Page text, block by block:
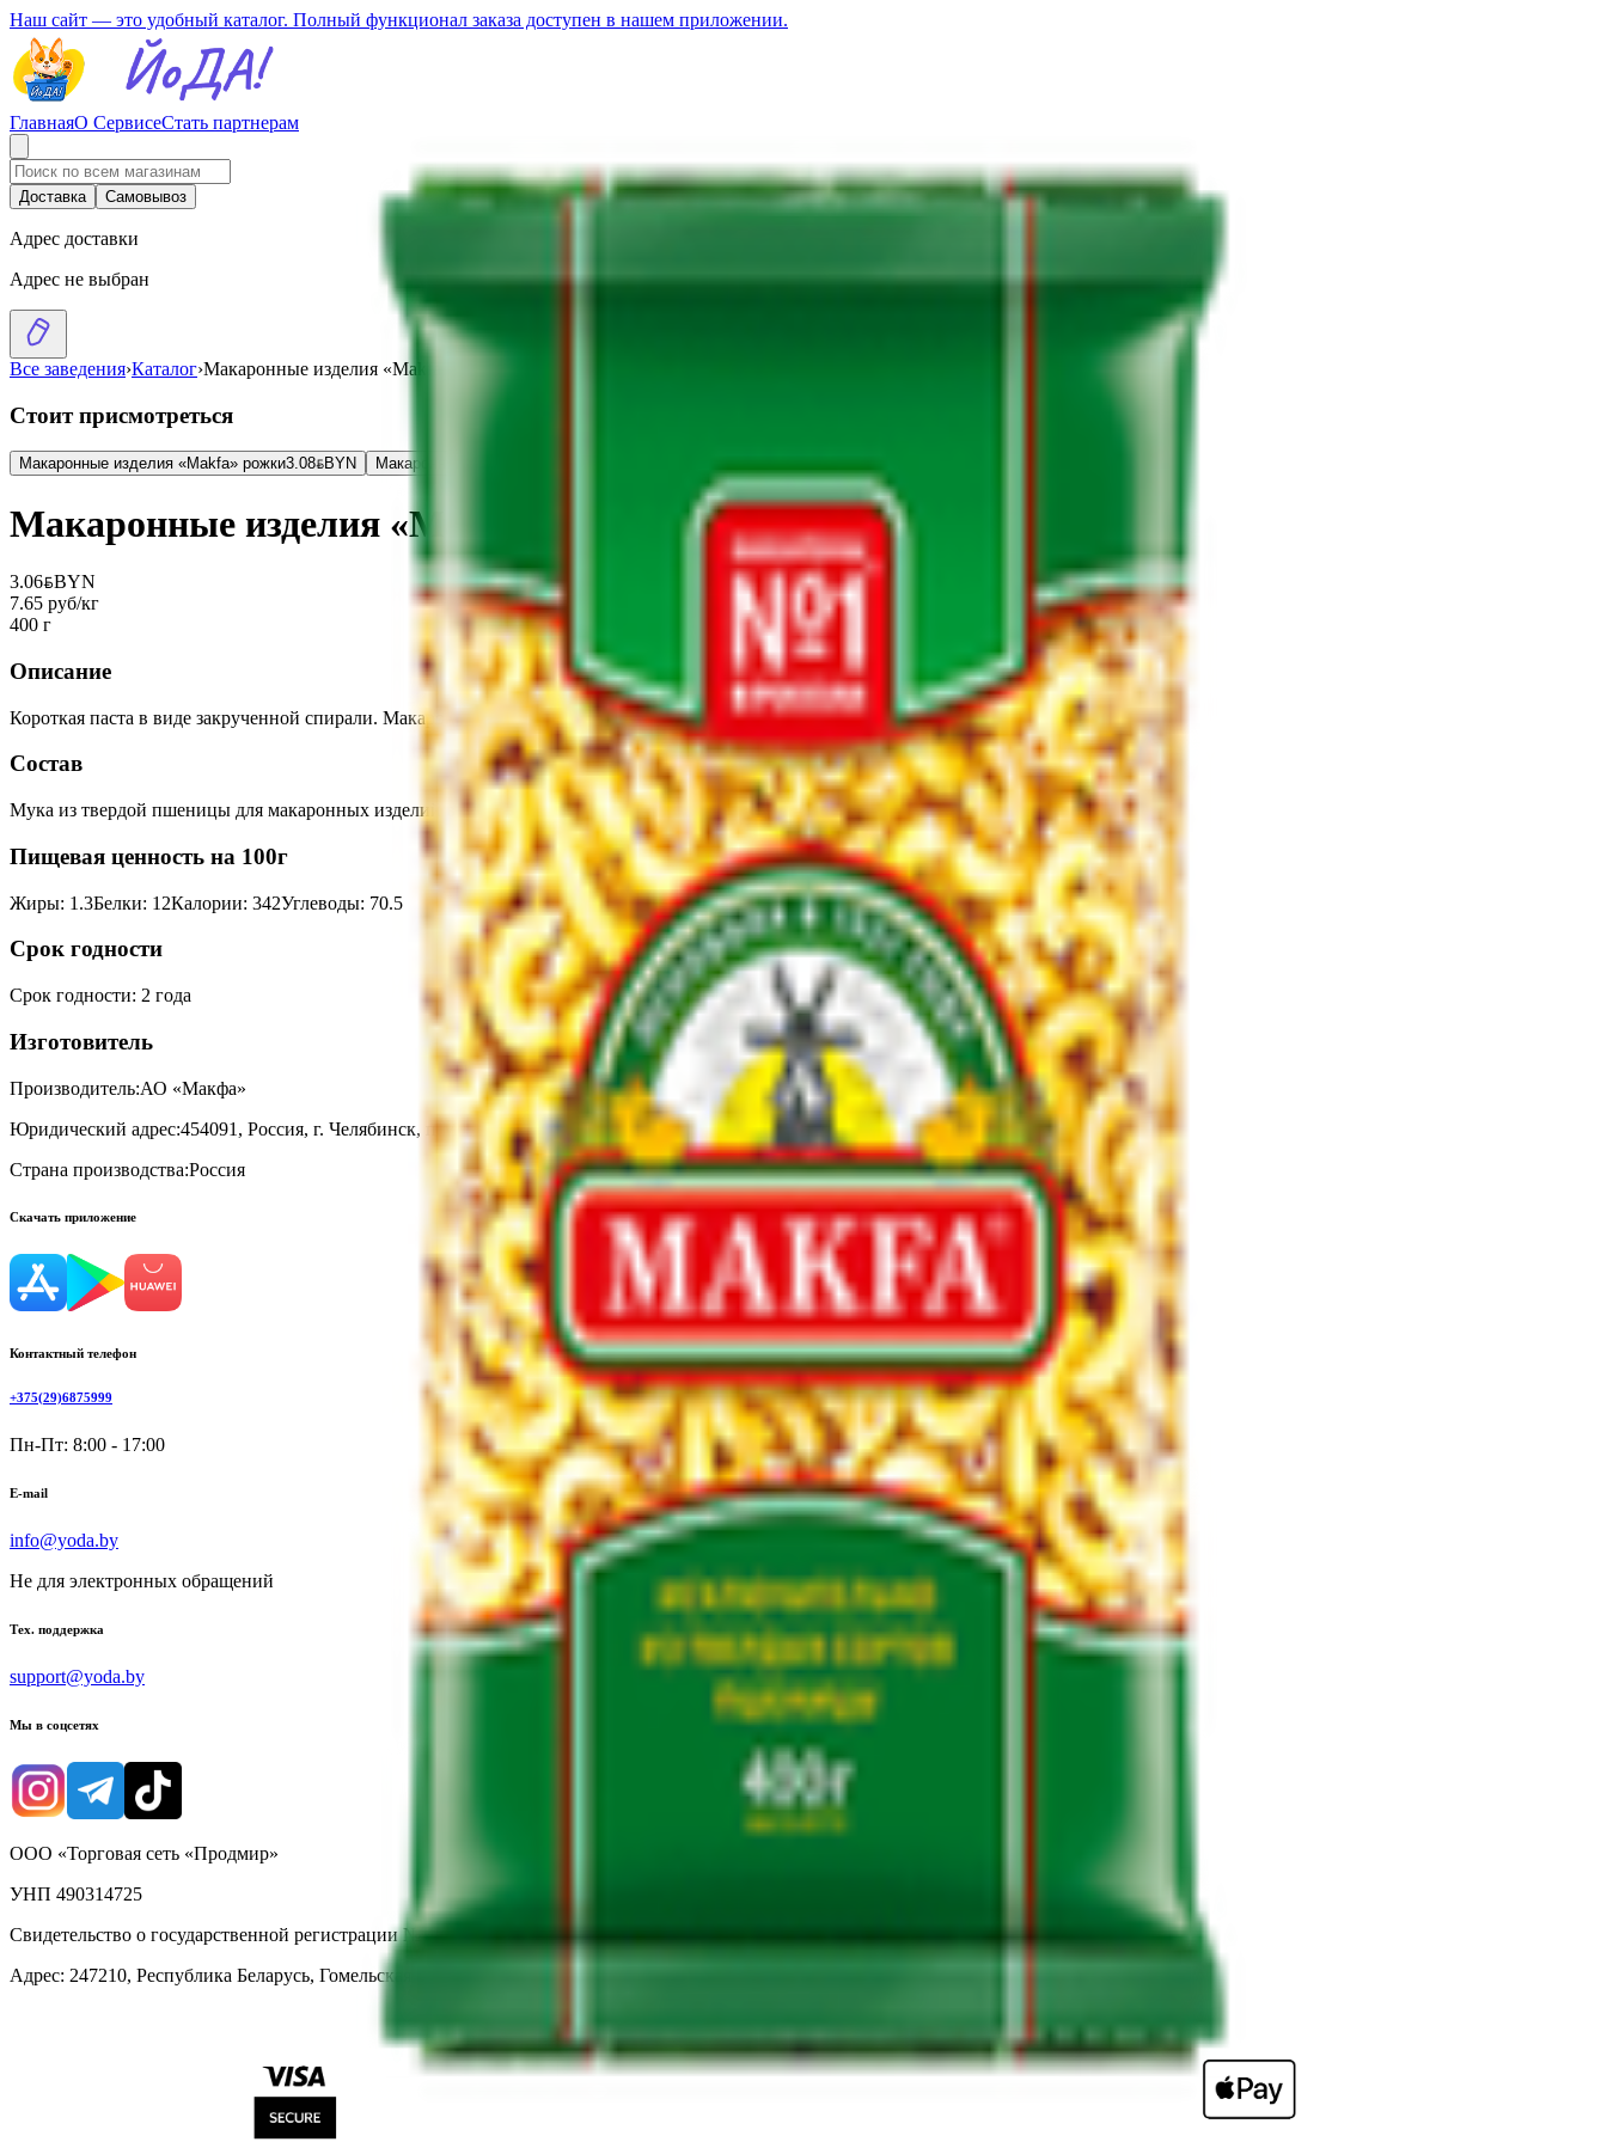
Наш сайт — это удобный каталог. Полный функционал заказа доступен в нашем приложении.
ГлавнаяО СервисеСтать партнерам
Доставка Самовывоз
Адрес доставки
Адрес не выбран
Все заведения›Каталог›Макаронные изделия «Makfa» ракушки гр. А в/с
Стоит присмотреться
Макаронные изделия «Makfa» рожки3.08BYNBYN Макаронные изделия «Makfa» рожки гладкие гр.А в/с3.06BYNBYN
Макаронные изделия «Makfa» ракушки гр. А в/с
3.06BYNBYN
7.65 руб/кг
400 г
Описание
Короткая паста в виде закрученной спирали. Макаронные изделия группы А, высшего сорта.
Состав
Мука из твердой пшеницы для макаронных изделий высшего сорта, вода питьевая. Изделия могут содержать следы яичных продуктов.
Пищевая ценность на 100г
Жиры: 1.3Белки: 12Калории: 342Углеводы: 70.5
Срок годности
Срок годности: 2 года
Изготовитель
Производитель:АО «Макфа»
Юридический адрес:454091, Россия, г. Челябинск, п.Мелькомбинат 2, участок 1; 456513, Челябинская обл., Сосновский район, п. Рощино
Страна производства:Россия
Скачать приложение
Контактный телефон
+375(29)6875999
Пн-Пт: 8:00 - 17:00
E-mail
info@yoda.by
Не для электронных обращений
Тех. поддержка
support@yoda.by
Мы в соцсетях
ООО «Торговая сеть «Продмир»
УНП 490314725
Свидетельство о государственной регистрации № 490314725 от 30.05.2003г выдано Гомельским облисполкомом
Адрес: 247210, Республика Беларусь, Гомельская обл., г. Жлобин, ул. Козлова 2-А